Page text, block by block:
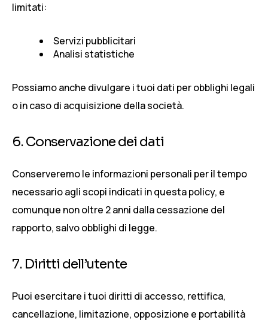
limitati:
Servizi pubblicitari
Analisi statistiche
Possiamo anche divulgare i tuoi dati per obblighi legali
o in caso di acquisizione della società.
6. Conservazione dei dati
Conserveremo le informazioni personali per il tempo
necessario agli scopi indicati in questa policy, e
comunque non oltre 2 anni dalla cessazione del
rapporto, salvo obblighi di legge.
7. Diritti dell’utente
Puoi esercitare i tuoi diritti di accesso, rettifica,
cancellazione, limitazione, opposizione e portabilità